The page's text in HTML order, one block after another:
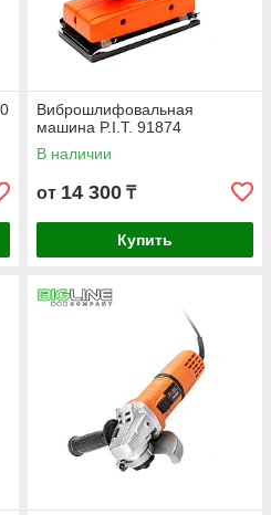
Виброшлифовальная
машина P.I.T. 91874
В наличии
от 14 300 ₸
Купить